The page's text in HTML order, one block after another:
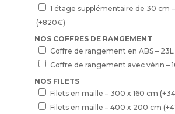
1 étage supplémentaire de 30 cm –
(+820€)
NOS COFFRES DE RANGEMENT
Coffre de rangement en ABS – 23L
Coffre de rangement avec vérin –
NOS FILETS
Filets en maille – 300 x 160 cm (+34
Filets en maille – 400 x 200 cm (+